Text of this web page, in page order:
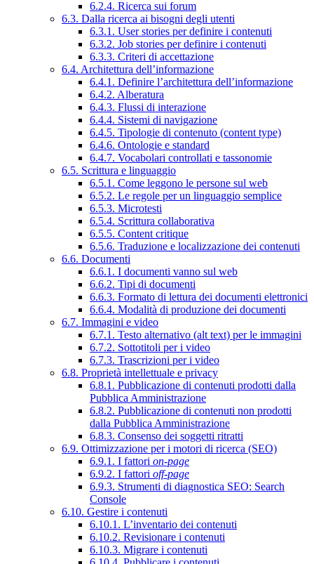
6.2.4. Ricerca sui forum
6.3. Dalla ricerca ai bisogni degli utenti
6.3.1. User stories per definire i contenuti
6.3.2. Job stories per definire i contenuti
6.3.3. Criteri di accettazione
6.4. Architettura dell’informazione
6.4.1. Definire l’architettura dell’informazione
6.4.2. Alberatura
6.4.3. Flussi di interazione
6.4.4. Sistemi di navigazione
6.4.5. Tipologie di contenuto (content type)
6.4.6. Ontologie e standard
6.4.7. Vocabolari controllati e tassonomie
6.5. Scrittura e linguaggio
6.5.1. Come leggono le persone sul web
6.5.2. Le regole per un linguaggio semplice
6.5.3. Microtesti
6.5.4. Scrittura collaborativa
6.5.5. Content critique
6.5.6. Traduzione e localizzazione dei contenuti
6.6. Documenti
6.6.1. I documenti vanno sul web
6.6.2. Tipi di documenti
6.6.3. Formato di lettura dei documenti elettronici
6.6.4. Modalità di produzione dei documenti
6.7. Immagini e video
6.7.1. Testo alternativo (alt text) per le immagini
6.7.2. Sottotitoli per i video
6.7.3. Trascrizioni per i video
6.8. Proprietà intellettuale e privacy
6.8.1. Pubblicazione di contenuti prodotti dalla
Pubblica Amministrazione
6.8.2. Pubblicazione di contenuti non prodotti
dalla Pubblica Amministrazione
6.8.3. Consenso dei soggetti ritratti
6.9. Ottimizzazione per i motori di ricerca (SEO)
6.9.1. I fattori on-page
6.9.2. I fattori off-page
6.9.3. Strumenti di diagnostica SEO: Search
Console
6.10. Gestire i contenuti
6.10.1. L’inventario dei contenuti
6.10.2. Revisionare i contenuti
6.10.3. Migrare i contenuti